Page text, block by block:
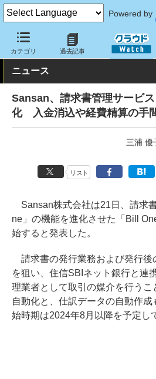
Powered by
カテゴリ 過去記事
クラウド Watch サービス・ソフト
ニュース
Sansan、請求書管理サービ
化 入金消込や経費精算の手
三浦 優
リスト
Sansan株式会社は21日、請求
ne」の機能を進化させた「Bill
始すると発表した。
請求書の発行業務および発行後
を狙い、住信SBIネット銀行と連
理業者として取引の媒介を行う
自動化と、仕訳データの自動作成
始時期は2024年8月以降を予定し